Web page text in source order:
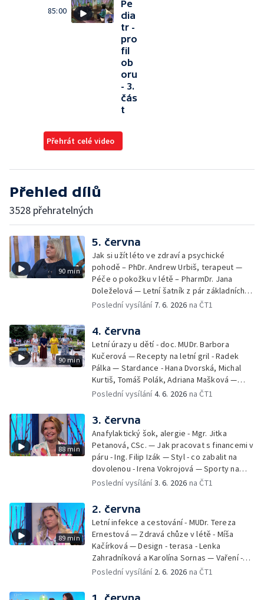
85:00
Pe
dia
tr -
pro
fil
ob
oru
- 3.
čás
t
Přehrát celé video
Přehled dílů
3528 přehratelných
90 min
5. června
Jak si užít léto ve zdraví a psychické
pohodě – PhDr. Andrew Urbiš, terapeut —
Péče o pokožku v létě – PharmDr. Jana
Doleželová — Letní šatník z pár základních
kousků – Luděk Šmehlík, stylista —
slavnosti – Jiří Krhut, hudebník — Vaření:
letní párty s přáteli – Pavla Pavelková —
Festival v ulicích – Petra Hradilová — Muzejní
noc
Poslední vysílání 7. 6. 2026 na ČT1
90 min
4. června
Letní úrazy u dětí - doc. MUDr. Barbora
Kučerová — Recepty na letní gril - Radek
Pálka — Stardance - Hana Dvorská, Michal
Kurtiš, Tomáš Polák, Adriana Mašková —
Debbie — Dětský čin roku — Zooterapie -
Jírová — Patrik Eliáš — Sladké recepty na
léto - Míša Sedláčková
Poslední vysílání4. 6. 2026 na ČT1
88 min
3. června
Anafylaktický šok, alergie - Mgr. Jitka
Petanová, CSc. — Jak pracovat s financemi v
páru - Ing. Filip Izák — Styl - co zabalit na
dovolenou - Irena Vokrojová — Sporty na
léto - paddleboard — Alžběta Jungrová —
Heřmánková, Zdeněk Žák, Josef Vrána
Poslední vysílání3. 6. 2026 na ČT1
89 min
2. června
Letní infekce a cestování - MUDr. Tereza
Ernestová — Zdravá chůze v létě - Míša
Kačírková — Design - terasa - Lenka
Zahradníková a Karolína Sornas — Vaření -
jahody - Simona Machurová — Letní sporty -
— Batohy do školy i na prázdniny - Mirka
Poslední vysílání 2. 6. 2026 na ČT1